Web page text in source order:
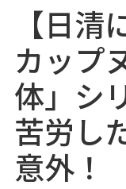
【日清
カップ
体」シ
苦労し
意外！